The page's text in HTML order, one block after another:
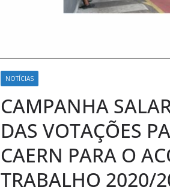
NOTÍCIAS
CAMPANHA
DAS VOTAÇÕES
CAERN PARA O
TRABALHO 2020/